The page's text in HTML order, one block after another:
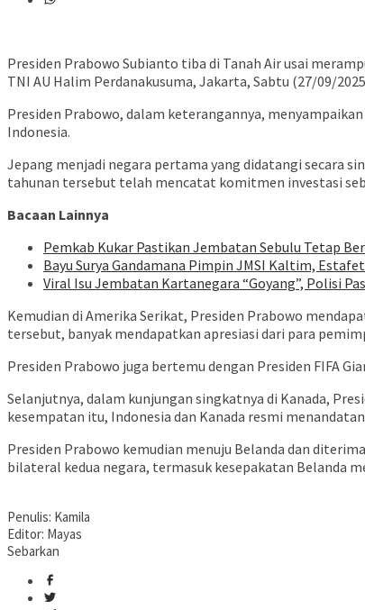
Presiden Prabowo Subianto tiba di Tanah Air usai
TNI AU Halim Perdanakusuma, Jakarta, Sabtu (27/09/
Presiden Prabowo, dalam keterangannya,
Indonesia.
Jepang menjadi negara pertama yang didatangi secara
tahunan tersebut telah mencatat komitmen investasi
Bacaan Lainnya
Pemkab Kukar Pastikan Jembatan Sebulu Tetap
Bayu Surya Gandamana Pimpin JMSI Kaltim,
Viral Isu Jembatan Kartanegara “Goyang”, Polisi
Kemudian di Amerika Serikat, Presiden Prabowo
tersebut, banyak mendapatkan apresiasi dari para
Presiden Prabowo juga bertemu dengan Presiden FIFA
Selanjutnya, dalam kunjungan singkatnya di Kanada,
kesempatan itu, Indonesia dan Kanada resmi
Presiden Prabowo kemudian menuju Belanda dan
bilateral kedua negara, termasuk kesepakatan Belanda
Penulis: Kamila
Editor: Mayas
Sebarkan